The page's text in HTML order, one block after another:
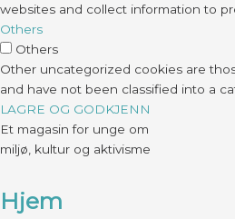
websites and collect information to
Others
Others
Other uncategorized cookies are
and have not been classified into a
LAGRE OG GODKJENN
Et magasin for unge om
miljø, kultur og aktivisme
Hjem